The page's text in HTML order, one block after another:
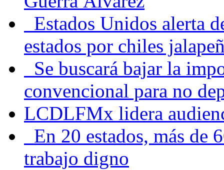
Estados Unidos alerta
estados por chiles
Se buscará bajar la
convencional para no
LCDLFMx lidera
En 20 estados, más de
trabajo digno